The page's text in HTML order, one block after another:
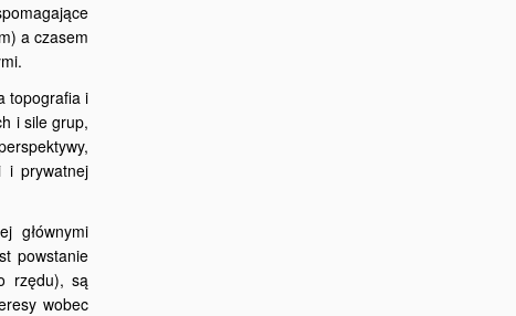
a czasem
topografia i
i sile grup,
i prywatnej
głównymi
powstanie
rzędu), są
wobec